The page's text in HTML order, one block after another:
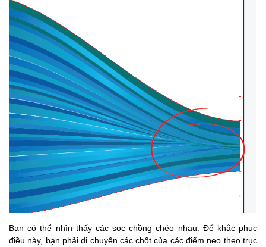
Bạn có thể nhìn thấy các sọc chồng chéo nhau. Để khắc phục
điều này, bạn phải di chuyển các chốt của các điểm neo theo trục